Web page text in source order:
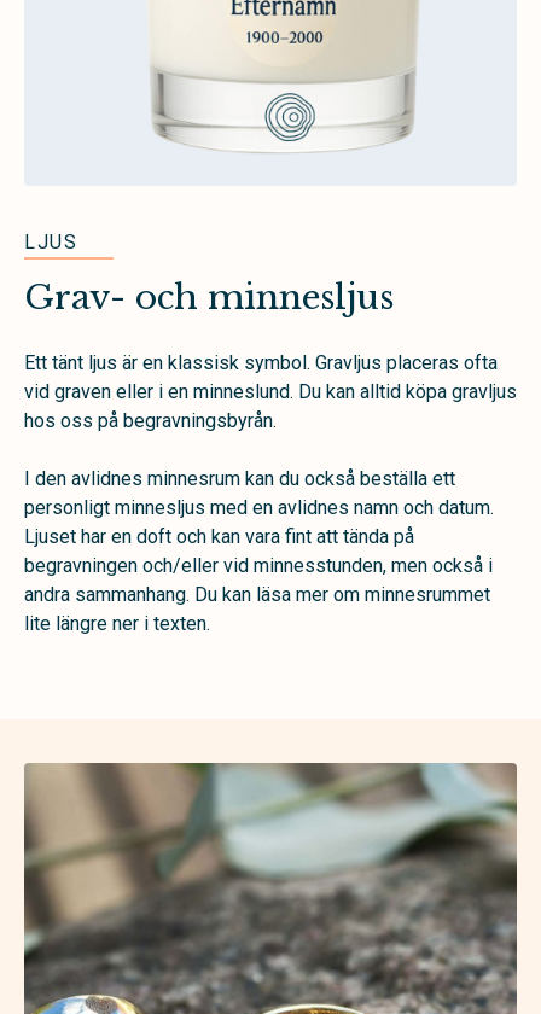
LJUS
Grav- och minnesljus
Ett tänt ljus är en klassisk symbol. Gravljus placeras ofta
vid graven eller i en minneslund. Du kan alltid köpa gravljus
hos oss på begravningsbyrån.
I den avlidnes minnesrum kan du också beställa ett
personligt minnesljus med en avlidnes namn och datum.
Ljuset har en doft och kan vara fint att tända på
begravningen och/eller vid minnesstunden, men också i
andra sammanhang. Du kan läsa mer om minnesrummet
lite längre ner i texten.